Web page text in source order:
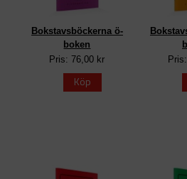
Bokstavsböckerna ö-
boken
Pris: 76,00 kr
Köp